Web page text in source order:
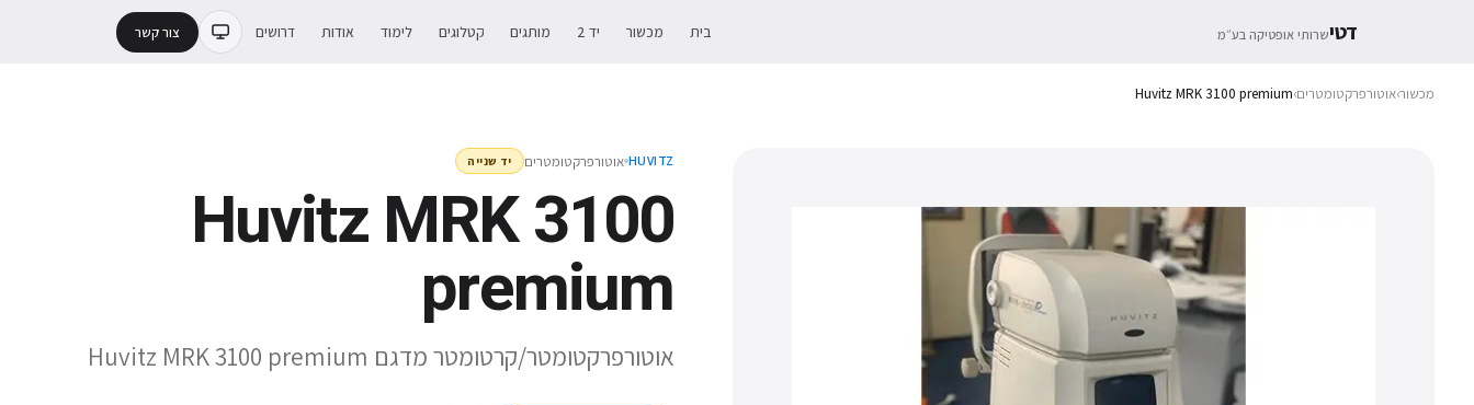
דטישרותי אופטיקה בע״מ בית מכשור יד 2 מותגים קטלוגים לימוד אודות דרושים צור קשר
מכשור›אוטורפרקטומטרים›
Huvitz MRK 3100 premium
HUVITZ אוטורפרקטומטרים יד שנייה
Huvitz MRK 3100
premium
אוטורפרקטומטר/קרטומטר מדגם Huvitz MRK 3100 premium